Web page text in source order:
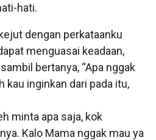
hati.
dengan perkataanku
menguasai keadaan,
bertanya, “Apa nggak
kau inginkan dari pada itu,
minta apa saja, kok
Kalo Mama nggak mau ya